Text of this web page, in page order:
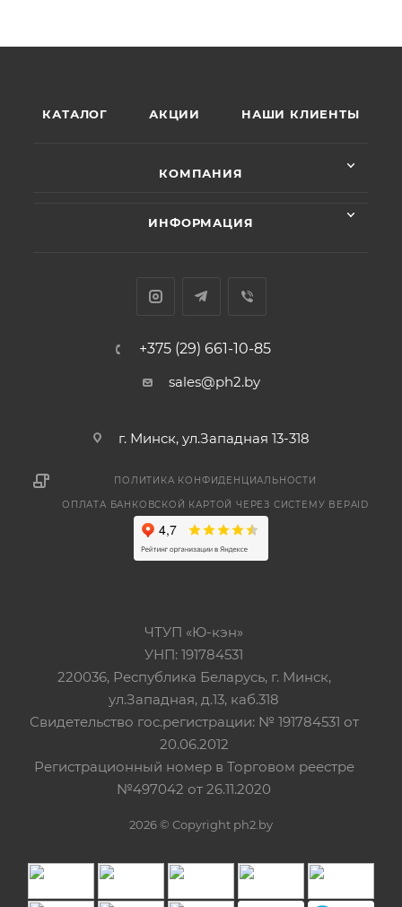
КАТАЛОГ АКЦИИ НАШИ КЛИЕНТЫ
КОМПАНИЯ
ИНФОРМАЦИЯ
+375 (29) 661-10-85
sales@ph2.by
г. Минск, ул.Западная 13-318
ПОЛИТИКА КОНФИДЕНЦИАЛЬНОСТИ
ОПЛАТА БАНКОВСКОЙ КАРТОЙ ЧЕРЕЗ СИСТЕМУ BEPAID
ЧТУП «Ю-кэн»
УНП: 191784531
220036, Республика Беларусь, г. Минск,
ул.Западная, д.13, каб.318
Свидетельство гос.регистрации: № 191784531 от
20.06.2012
Регистрационный номер в Торговом реестре
№497042 от 26.11.2020
2026 © Copyright ph2.by